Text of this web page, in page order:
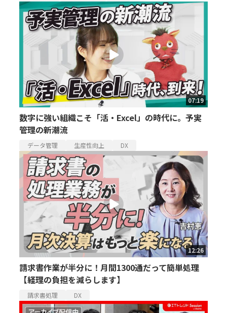
07:19
数字に強い組織こそ「活・Excel」の時代に。予実
管理の新潮流
データ管理 生産性向上 DX
12:26
請求書作業が半分に！月間1300通だって簡単処理
【経理の負担を減らします】
請求書処理 DX